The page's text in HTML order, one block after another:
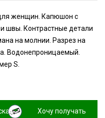
женщин. Капюшон с
швы. Контрастные детали
на молнии. Разрез на
Водонепроницаемый.
S.
Хочу получать